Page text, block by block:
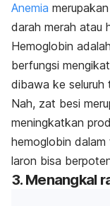
Anemia
darah merah atau
Hemoglobin
berfungsi
dibawa ke seluruh
Nah, zat besi
meningkatkan
hemoglobin dalam
laron bisa
3. Menangkal